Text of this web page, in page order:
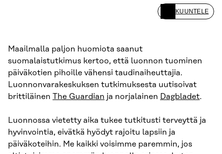
KUUNTELE
Maailmalla paljon huomiota saanut
suomalaistutkimus kertoo, että luonnon tuominen
päiväkotien pihoille vähensi taudinaiheuttajia.
Luonnonvarakeskuksen tutkimuksesta uutisoivat
brittiläinen The Guardian ja norjalainen Dagbladet.
Luonnossa vietetty aika tukee tutkitusti terveyttä ja
hyvinvointia, eivätkä hyödyt rajoitu lapsiin ja
päiväkoteihin. Me kaikki voisimme paremmin, jos